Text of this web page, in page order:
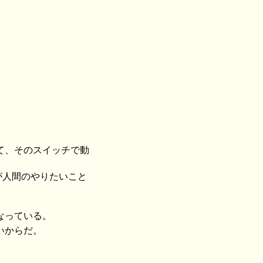
、そのスイッチで動
間のやりたいこと
ている。
らだ。